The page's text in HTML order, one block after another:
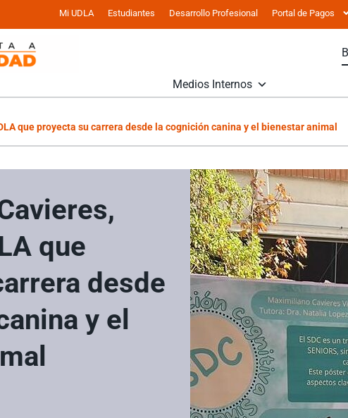
Mi UDLA Estudiantes Desarrollo Profesional Portal de Pagos
Medios Internos
que proyecta su carrera desde la cognición canina y el bienestar animal
que
desde
y el